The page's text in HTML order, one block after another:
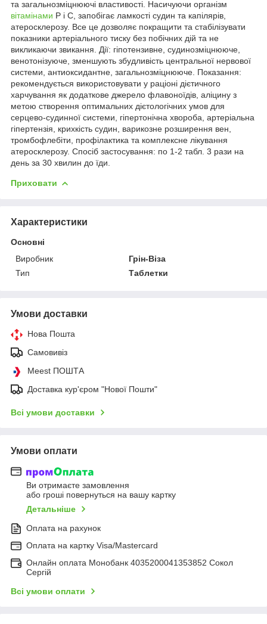
та загальнозміцнюючі властивості. Насичуючи організм
вітамінами Р і С, запобігає ламкості судин та капілярів,
атеросклерозу. Все це дозволяє покращити та стабілізувати
показники артеріального тиску без побічних дій та не
викликаючи звикання. Дії: гіпотензивне, судинозміцнююче,
венотонізуюче, зменшують збудливість центральної нервової
системи, антиоксидантне, загальнозміцнююче. Показання:
рекомендується використовувати у раціоні дієтичного
харчування як додаткове джерело флавоноїдів, аліцину з
метою створення оптимальних дієтологічних умов для
серцево-судинної системи, гіпертонічна хвороба, артеріальна
гіпертензія, крихкість судин, варикозне розширення вен,
тромбофлебіти, профілактика та комплексне лікування
атеросклерозу. Спосіб застосування: по 1-2 табл. 3 рази на
день за 30 хвилин до їди.
Приховати
Характеристики
Основні
Виробник
Грін-Віза
Тип
Таблетки
Умови доставки
Нова Пошта
Самовивіз
Meest ПОШТА
Доставка кур'єром "Нової Пошти"
Всі умови доставки
Умови оплати
Ви отримаєте замовлення
або гроші повернуться на вашу картку
Детальніше
Оплата на рахунок
Оплата на картку Visa/Mastercard
Онлайн оплата Монобанк 4035200041353852 Сокол
Сергій
Всі умови оплати